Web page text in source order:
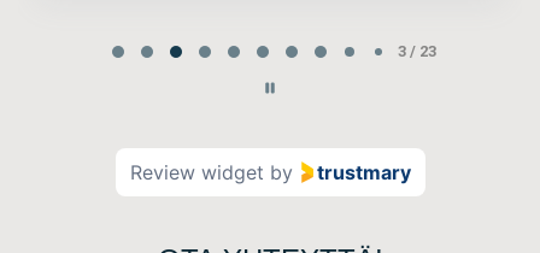
4 / 23
Review widget by trustmary